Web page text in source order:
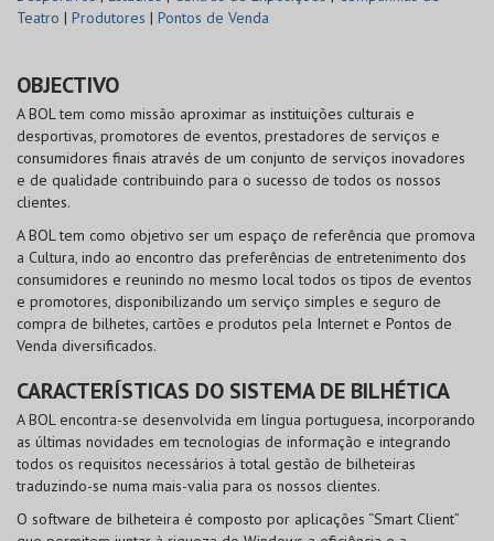
Teatro | Produtores | Pontos de Venda
OBJECTIVO
A BOL tem como missão aproximar as instituições culturais e
desportivas, promotores de eventos, prestadores de serviços e
consumidores finais através de um conjunto de serviços inovadores
e de qualidade contribuindo para o sucesso de todos os nossos
clientes.
A BOL tem como objetivo ser um espaço de referência que promova
a Cultura, indo ao encontro das preferências de entretenimento dos
consumidores e reunindo no mesmo local todos os tipos de eventos
e promotores, disponibilizando um serviço simples e seguro de
compra de bilhetes, cartões e produtos pela Internet e Pontos de
Venda diversificados.
CARACTERÍSTICAS DO SISTEMA DE BILHÉTICA
A BOL encontra-se desenvolvida em língua portuguesa, incorporando
as últimas novidades em tecnologias de informação e integrando
todos os requisitos necessários à total gestão de bilheteiras
traduzindo-se numa mais-valia para os nossos clientes.
O software de bilheteira é composto por aplicações “Smart Client”